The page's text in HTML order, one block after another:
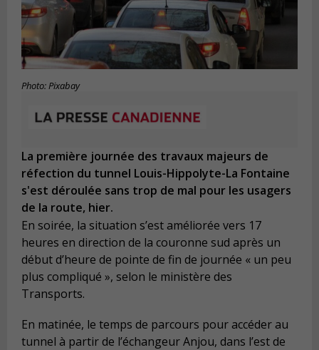
Photo: Pixabay
La première journée des travaux majeurs de
réfection du tunnel Louis-Hippolyte-La Fontaine
s'est déroulée sans trop de mal pour les usagers
de la route, hier.
En soirée, la situation s’est améliorée vers 17
heures en direction de la couronne sud après un
début d’heure de pointe de fin de journée « un peu
plus compliqué », selon le ministère des
Transports.
En matinée, le temps de parcours pour accéder au
tunnel à partir de l’échangeur Anjou, dans l’est de